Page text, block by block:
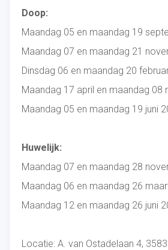
Doop:
Maandag 05 en maandag 19
Maandag 07 en maandag 21
Dinsdag 06 en maandag 20
Maandag 17 april en maandag 08
Maandag 05 en maandag 19 juni
Huwelijk:
Maandag 07 en maandag 28
Maandag 06 en maandag 26
Maandag 12 en maandag 26 juni
Locatie: A. van Ostadelaan 4,